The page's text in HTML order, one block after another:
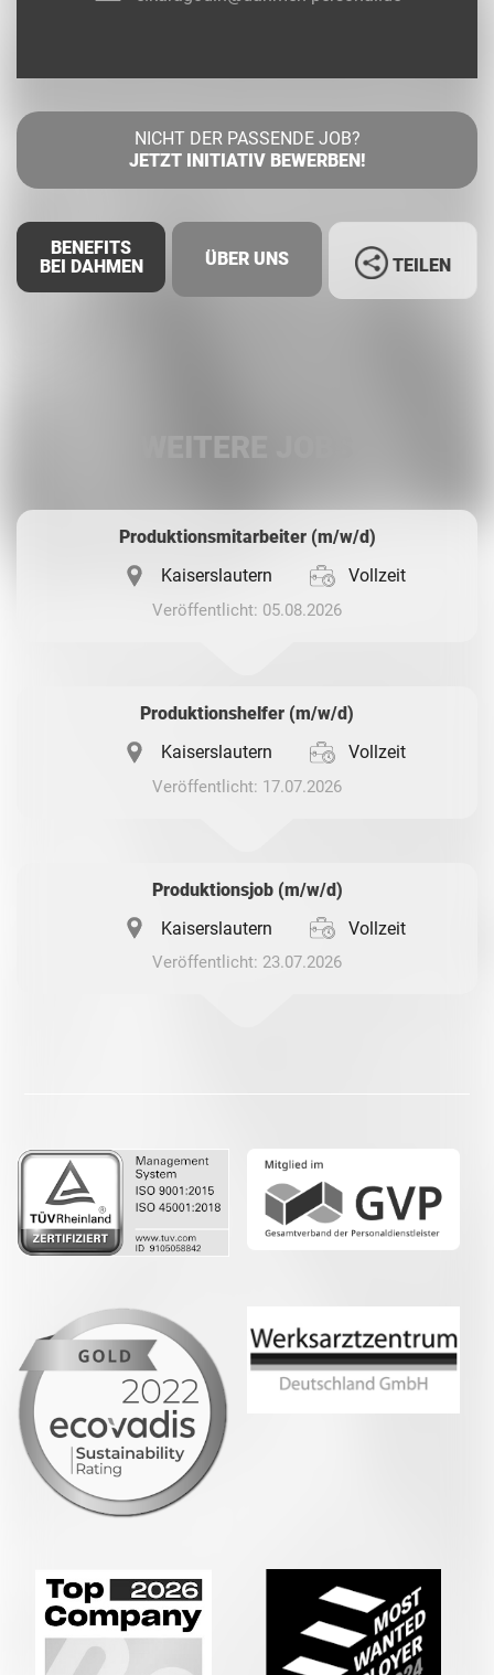
NICHT DER PASSENDE JOB?
JETZT INITIATIV BEWERBEN!
BENEFITS
BEI DAHMEN
ÜBER UNS TEILEN
Produktionsmitarbeiter (m/w/d)
Kaiserslautern
Vollzeit
Veröffentlicht: 05.08.2026
Produktionshelfer (m/w/d)
Kaiserslautern
Vollzeit
Veröffentlicht: 17.07.2026
Produktionsjob (m/w/d)
Kaiserslautern
Vollzeit
Veröffentlicht: 23.07.2026